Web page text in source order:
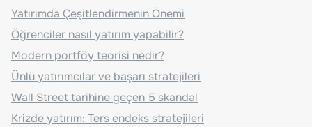
Yatırımda Çeşitlendirmenin Önemi
Öğrenciler nasıl yatırım yapabilir?
Modern portföy teorisi nedir?
Ünlü yatırımcılar ve başarı stratejileri
Wall Street tarihine geçen 5 skandal
Krizde yatırım: Ters endeks stratejileri